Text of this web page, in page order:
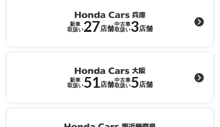
コーポレートサイト
各店舗へのお問い合わせ
新車
取扱い27店舗
中古車
取扱い3店舗
新車
取扱い51店舗
中古車
取扱い5店舗